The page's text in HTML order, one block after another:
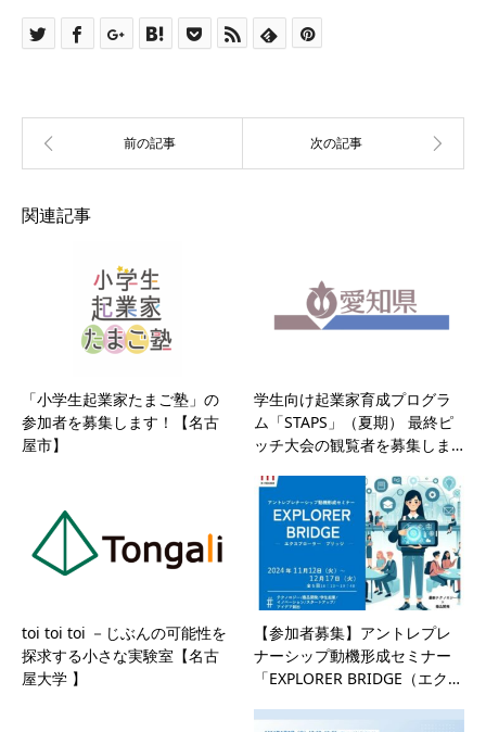
関連記事
「小学生起業家たまご塾」の
参加者を募集します！【名古
屋市】
学生向け起業家育成プログラ
ム「STAPS」（夏期） 最終ピ
ッチ大会の観覧者を募集しま…
toi toi toi －じぶんの可能性を
探求する小さな実験室【名古
屋大学 】
【参加者募集】アントレプレ
ナーシップ動機形成セミナー
「EXPLORER BRIDGE（エク…